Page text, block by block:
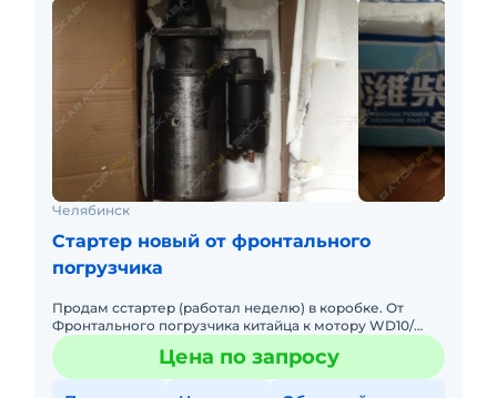
Челябинск
Cтартер новый от фронтального
погрузчика
Продам сстартер (работал неделю) в коробке. От
Фронтального погрузчика китайца к мотору WD10/
WD615. Куплен за 16000рублей. Бендикс - 11 зубьев.
Стартер, 612600Цена по запросу